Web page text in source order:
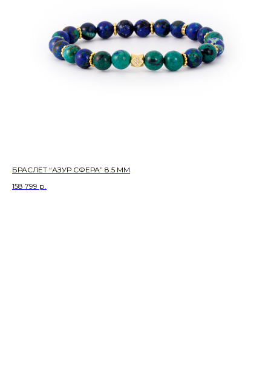
БРАСЛЕТ “АЗУР СФЕРА” 8.5 ММ
158 799 р.